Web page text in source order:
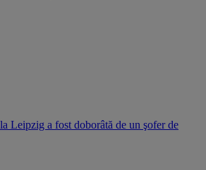
Leipzig a fost doborâtă de un şofer de